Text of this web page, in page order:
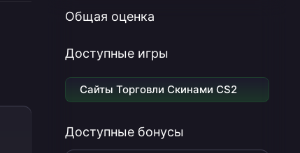
Общая оценка
Доступные игры
Сайты Торговли Скинами CS2
Доступные бонусы